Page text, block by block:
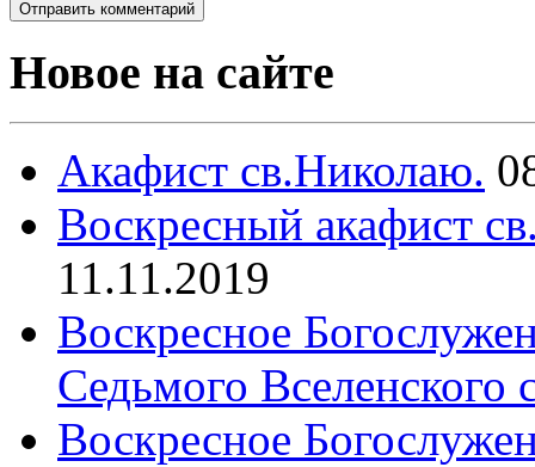
Новое на сайте
Акафист св.Николаю.
Воскресный акафист
11.11.2019
Воскресное
Седьмого Вселенского
Воскресное